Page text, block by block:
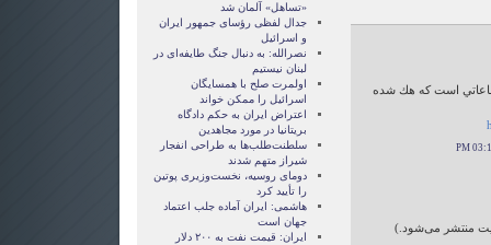
است كه هك شده
منتشر می‌شود.)
«تساهل» آلمان شد
جدال لفظی رؤسای جمهور ایران
و اسرائیل
نصرالله: به دنبال جنگ طایفه‌ای در
لبنان نیستیم
اولمرت صلح با همسایگان
اسرائیل را ممکن خواند
اعتراض ایران به حکم دادگاه
بریتانیا در مورد مجاهدین
سلطنت‌طلب‌ها به طراحی انفجار
شیراز متهم شدند
دومای روسیه، نخست‌وزیری پوتین
را تأیید کرد
هاشمی: ایران آماده جلب اعتماد
جهان است
ایران: قیمت نفت به ۲۰۰ دلار